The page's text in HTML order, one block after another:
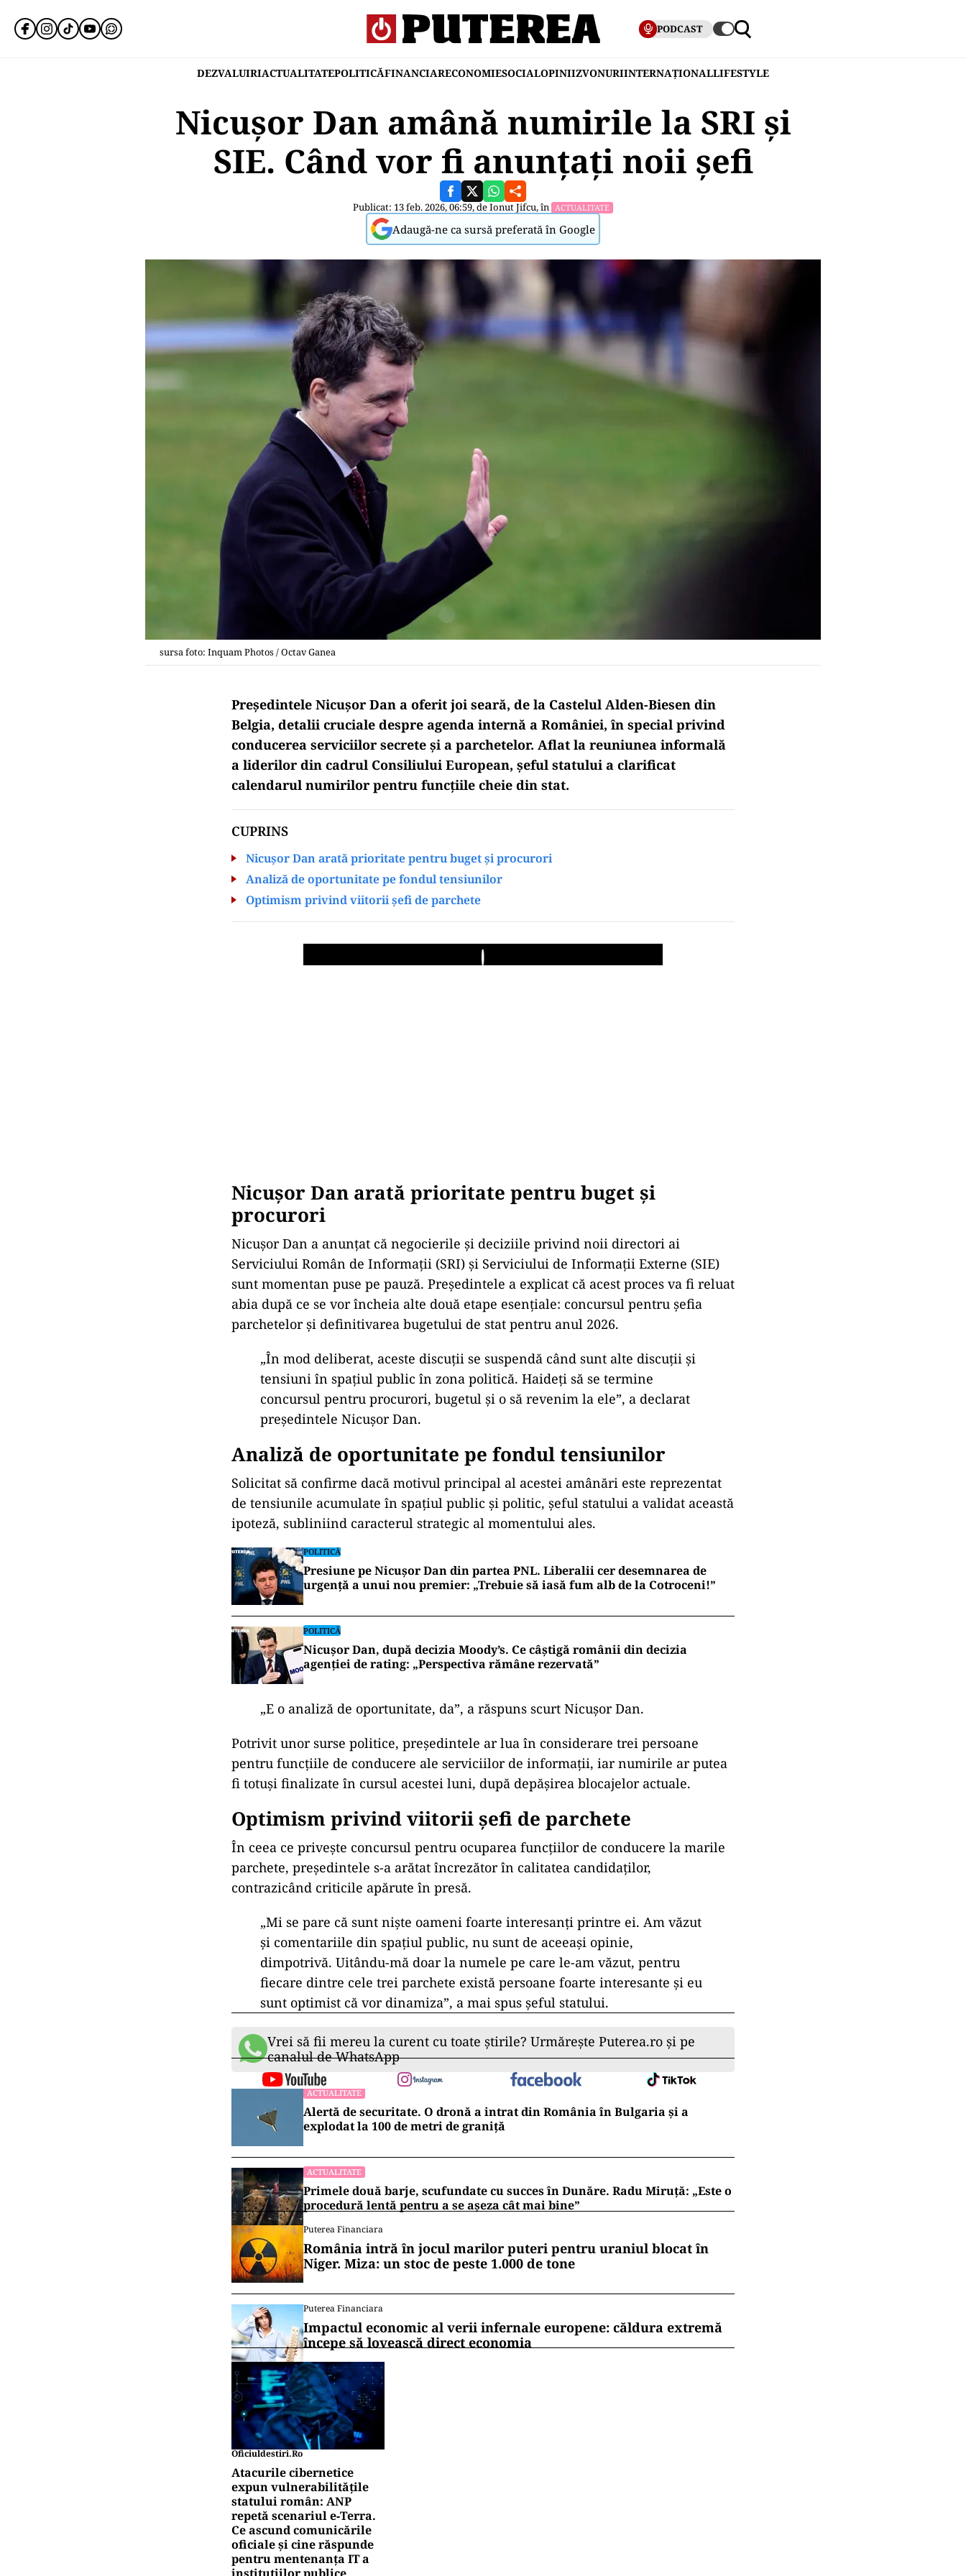
PODCAST
DEZVALUIRIACTUALITATEPOLITICĂFINANCIARECONOMIESOCIALOPINIIZVONURIINTERNAȚIONALLIFESTYLE
Nicușor Dan amână numirile la SRI și
SIE. Când vor fi anunțați noii șefi
Publicat: 13 feb. 2026, 06:59, deIonut Jifcu, în ACTUALITATE
Adaugă-ne ca sursă preferată în Google
sursa foto: Inquam Photos / Octav Ganea
Președintele Nicușor Dan a oferit joi seară, de la Castelul Alden-Biesen din
Belgia, detalii cruciale despre agenda internă a României, în special privind
conducerea serviciilor secrete și a parchetelor. Aflat la reuniunea informală
a liderilor din cadrul Consiliului European, șeful statului a clarificat
calendarul numirilor pentru funcțiile cheie din stat.
CUPRINS
Nicuşor Dan arată prioritate pentru buget și procurori
Analiză de oportunitate pe fondul tensiunilor
Optimism privind viitorii șefi de parchete
Play
Nicuşor Dan arată prioritate pentru buget și
procurori
Nicușor Dan a anunțat că negocierile și deciziile privind noii directori ai
Serviciului Român de Informații (SRI) și Serviciului de Informații Externe (SIE)
sunt momentan puse pe pauză. Președintele a explicat că acest proces va fi reluat
abia după ce se vor încheia alte două etape esențiale: concursul pentru șefia
parchetelor și definitivarea bugetului de stat pentru anul 2026.
„În mod deliberat, aceste discuții se suspendă când sunt alte discuții și
tensiuni în spațiul public în zona politică. Haideți să se termine
concursul pentru procurori, bugetul și o să revenim la ele”, a declarat
președintele Nicușor Dan.
Analiză de oportunitate pe fondul tensiunilor
Solicitat să confirme dacă motivul principal al acestei amânări este reprezentat
de tensiunile acumulate în spațiul public și politic, șeful statului a validat această
ipoteză, subliniind caracterul strategic al momentului ales.
POLITICĂ
Presiune pe Nicușor Dan din partea PNL. Liberalii cer desemnarea de
urgență a unui nou premier: „Trebuie să iasă fum alb de la Cotroceni!”
POLITICĂ
Nicușor Dan, după decizia Moody’s. Ce câștigă românii din decizia
agenției de rating: „Perspectiva rămâne rezervată”
„E o analiză de oportunitate, da”, a răspuns scurt Nicușor Dan.
Potrivit unor surse politice, președintele ar lua în considerare trei persoane
pentru funcțiile de conducere ale serviciilor de informații, iar numirile ar putea
fi totuși finalizate în cursul acestei luni, după depășirea blocajelor actuale.
Optimism privind viitorii șefi de parchete
În ceea ce privește concursul pentru ocuparea funcțiilor de conducere la marile
parchete, președintele s-a arătat încrezător în calitatea candidaților,
contrazicând criticile apărute în presă.
„Mi se pare că sunt niște oameni foarte interesanți printre ei. Am văzut
și comentariile din spațiul public, nu sunt de aceeași opinie,
dimpotrivă. Uitându-mă doar la numele pe care le-am văzut, pentru
fiecare dintre cele trei parchete există persoane foarte interesante și eu
sunt optimist că vor dinamiza”, a mai spus șeful statului.
Vrei să fii mereu la curent cu toate știrile? Urmărește Puterea.ro și pe
canalul de WhatsApp
ACTUALITATE
Alertă de securitate. O dronă a intrat din România în Bulgaria şi a
explodat la 100 de metri de graniţă
ACTUALITATE
Primele două barje, scufundate cu succes în Dunăre. Radu Miruță: „Este o
procedură lentă pentru a se așeza cât mai bine”
Puterea Financiara
România intră în jocul marilor puteri pentru uraniul blocat în
Niger. Miza: un stoc de peste 1.000 de tone
Puterea Financiara
Impactul economic al verii infernale europene: căldura extremă
începe să lovească direct economia
Oficiuldestiri.ro
Atacurile cibernetice
expun vulnerabilitățile
statului român: ANP
repetă scenariul e‑Terra.
Ce ascund comunicările
oficiale și cine răspunde
pentru mentenanța IT a